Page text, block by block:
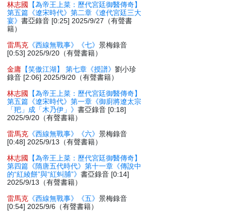
林志國
【為帝王上菜：歷代宮廷御醫傳奇】
第五篇《遼宋時代》第二章《遼代宮廷三大
宴》書亞錄音 [0:25] 2025/9/27（有聲書
籍）
雷馬克 《西線無戰事》《七》景梅錄音
[0:53] 2025/9/20（有聲書籍）
金庸 【笑傲江湖】 第七章《授譜》劉小珍
錄音 [2:06] 2025/9/20（有聲書籍）
林志國
【為帝王上菜：歷代宮廷御醫傳奇】
第五篇《遼宋時代》第一章《御廚將遼太宗
「羓」成「木乃伊」》書亞錄音 [0:18]
2025/9/20（有聲書籍）
雷馬克 《西線無戰事》《六》景梅錄音
[0:48] 2025/9/13（有聲書籍）
林志國
【為帝王上菜：歷代宮廷御醫傳奇】
第四篇《隋唐五代時代》第十一章《傳說中
的“紅綾餅”與“紅虯脯”》書亞錄音 [0:14]
2025/9/13（有聲書籍）
雷馬克 《西線無戰事》《五》景梅錄音
[0:54] 2025/9/6（有聲書籍）